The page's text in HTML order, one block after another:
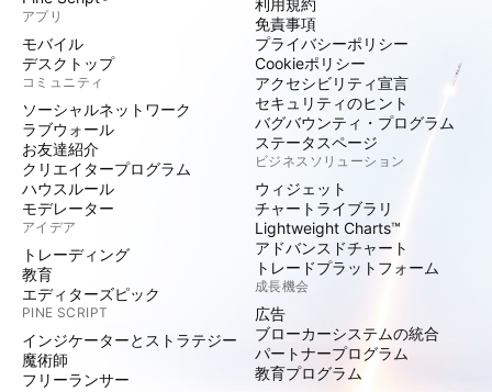
アプリ
モバイル
デスクトップ
コミュニティ
ソーシャルネットワーク
ラブウォール
お友達紹介
クリエイタープログラム
ハウスルール
モデレーター
アイデア
トレーディング
教育
エディターズピック
PINE SCRIPT
インジケーターとストラテジー
魔術師
フリーランサー
利用規約
免責事項
プライバシーポリシー
Cookieポリシー
アクセシビリティ宣言
セキュリティのヒント
バグバウンティ・プログラム
ステータスページ
ビジネスソリューション
ウィジェット
チャートライブラリ
Lightweight Charts™
アドバンスドチャート
トレードプラットフォーム
成長機会
広告
ブローカーシステムの統合
パートナープログラム
教育プログラム